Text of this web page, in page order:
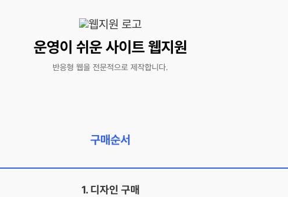
운영이 쉬운 사이트 웹지원
반응형 웹을 전문적으로 제작합니다.
구매순서
1. 디자인 구매